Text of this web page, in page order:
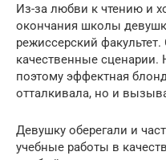
Из-за любви к чтению и
окончания школы
режиссерский
качественные сценарии.
поэтому эффектная
отталкивала, но и
Девушку оберегали и
учебные работы в